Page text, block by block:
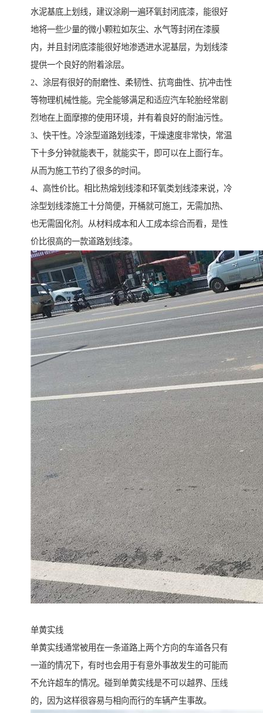
水泥基底上划线，建议涂刷一遍环氧封闭底漆，能很好
地将一些少量的微小颗粒如灰尘、水气等封闭在漆膜
内，并且封闭底漆能很好地渗透进水泥基层，为划线漆
提供一个良好的附着涂层。
2、涂层有很好的耐磨性、柔韧性、抗弯曲性、抗冲击性
等物理机械性能。完全能够满足和适应汽车轮胎经常剧
烈地在上面摩擦的使用环境，并有着良好的耐油污性。
3、快干性。冷涂型道路划线漆，干燥速度非常快，常温
下十多分钟就能表干，就能实干，即可以在上面行车。
从而为施工节约了很多的时间。
4、高性价比。相比热熔划线漆和环氧类划线漆来说，冷
涂型划线漆施工十分简便，开桶就可施工，无需加热、
也无需固化剂。从材料成本和人工成本综合而看，是性
价比很高的一款道路划线漆。
单黄实线
单黄实线通常被用在一条道路上两个方向的车道各只有
一道的情况下，有时也会用于有意外事故发生的可能而
不允许超车的情况。碰到单黄实线是不可以越界、压线
的，因为这样很容易与相向而行的车辆产生事故。